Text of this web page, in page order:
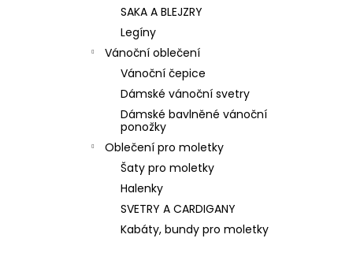
SAKA A BLEJZRY
Legíny
Vánoční oblečení
Vánoční čepice
Dámské vánoční svetry
Dámské bavlněné vánoční
ponožky
Oblečení pro moletky
Šaty pro moletky
Halenky
SVETRY A CARDIGANY
Kabáty, bundy pro moletky